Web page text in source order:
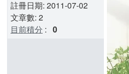
註冊日期: 2011-07-02
文章數: 2
目前積分 : 0